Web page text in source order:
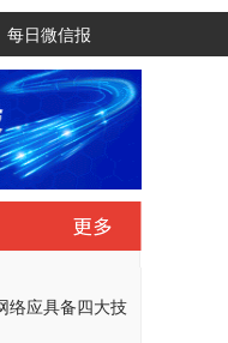
每日微信报
络应具备四大技